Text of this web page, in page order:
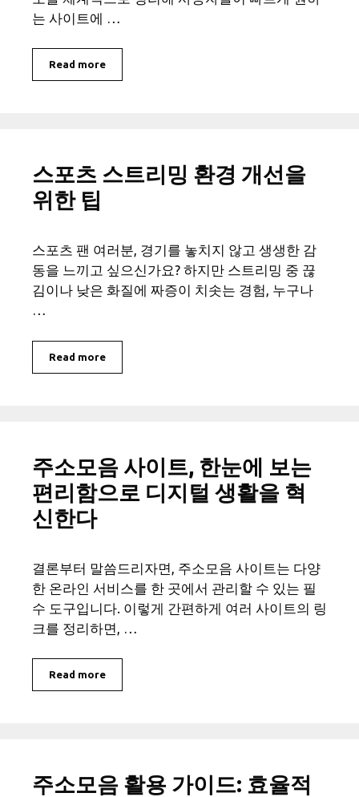
는 사이트에 …
Read more
스포츠 스트리밍 환경 개선을
위한 팁
스포츠 팬 여러분, 경기를 놓치지 않고 생생한 감
동을 느끼고 싶으신가요? 하지만 스트리밍 중 끊
김이나 낮은 화질에 짜증이 치솟는 경험, 누구나
…
Read more
주소모음 사이트, 한눈에 보는
편리함으로 디지털 생활을 혁
신한다
결론부터 말씀드리자면, 주소모음 사이트는 다양
한 온라인 서비스를 한 곳에서 관리할 수 있는 필
수 도구입니다. 이렇게 간편하게 여러 사이트의 링
크를 정리하면, …
Read more
주소모음 활용 가이드: 효율적